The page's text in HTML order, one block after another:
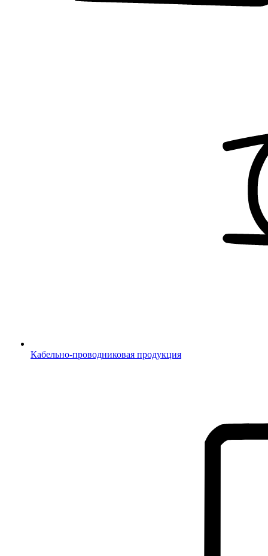
Кабельно-проводниковая продукция